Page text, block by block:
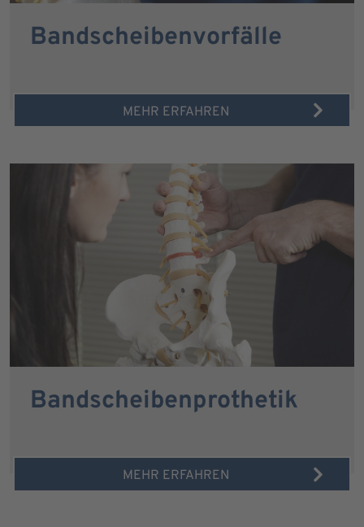
Bandscheibenvorfälle
MEHR ERFAHREN
Bandscheibenprothetik
MEHR ERFAHREN